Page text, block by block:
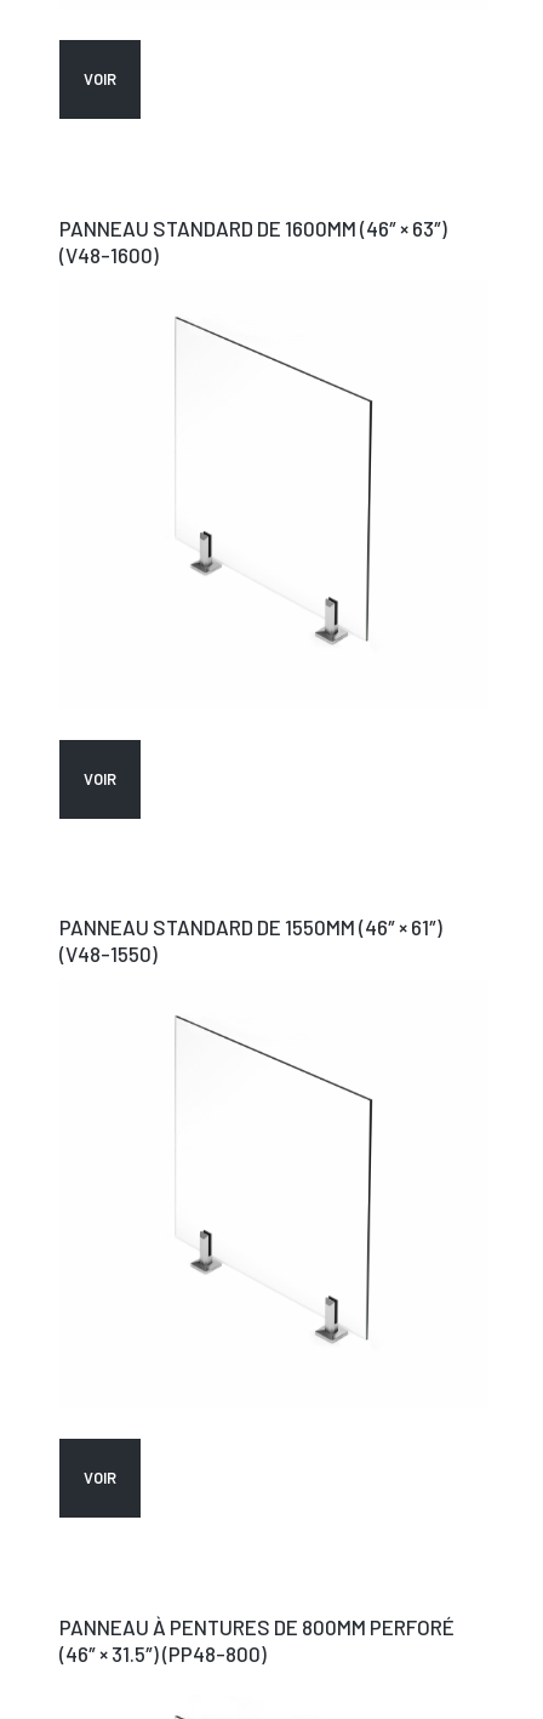
VOIR
PANNEAU STANDARD DE 1600MM (46″ × 63″)
(V48-1600)
VOIR
PANNEAU STANDARD DE 1550MM (46″ × 61″)
(V48-1550)
VOIR
PANNEAU À PENTURES DE 800MM PERFORÉ
(46″ × 31.5″) (PP48-800)